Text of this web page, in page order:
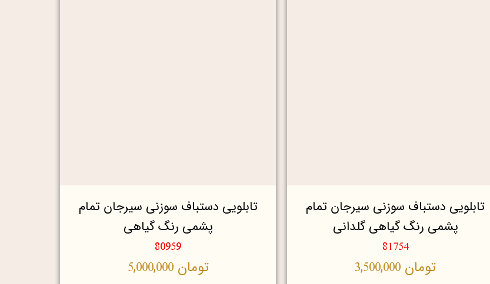
تابلویی دستباف سوزنی سیرجان تمام
پشمی رنگ گیاهی گلدانی
81754
تومان
تابلویی دستباف سوزنی سیرجان تمام
پشمی رنگ گیاهی
80959
تومان 5,000,000